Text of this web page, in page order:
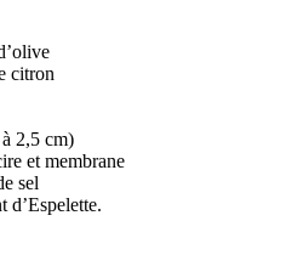
citron
2,5 cm)
et membrane
sel
d’Espelette.